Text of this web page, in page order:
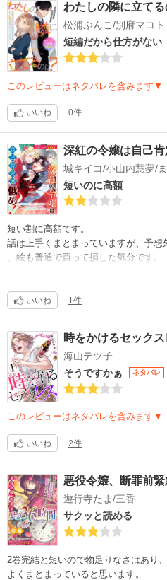
わたしの隣に立て
松浦ぶんこ/別府マコト
短編だから仕方がない
このレビューはネタバレを含みます▼
いいね 0件
深紅の令嬢は自己肯
城キイコ/小山内慧夢/
短いのに高額
短い割に高額です。
話は上手くまとまっていますが、予想
、絵も普通で買って損した気分です。
いいね 1件
時をかけるセックス
海山テツ子
そうですかぁ
ネタバレ
このレビューはネタバレを含みます▼
いいね 2件
悪役令嬢、断罪前
遊行寺たま/三香
サクッと読める
2巻完結と短いので物足りなさはあり
よくまとまっていると思います。